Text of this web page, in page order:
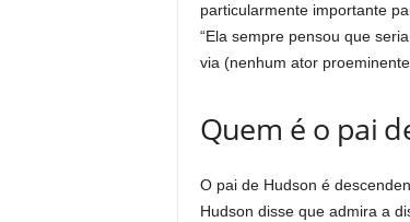
particularmente importante
“Ela sempre pensou que
via (nenhum ator
Quem é o pai
O pai de Hudson é
Hudson disse que admira a